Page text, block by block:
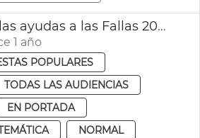
Aumento de las ayudas a las Fallas 2025
1 año
POPULARES
TODAS LAS AUDIENCIAS
EN PORTADA
NORMAL